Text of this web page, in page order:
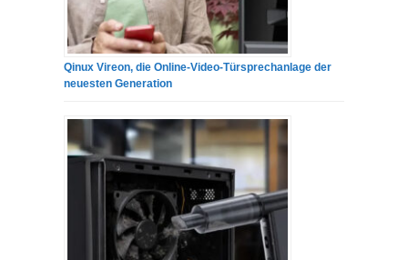
Qinux Vireon, die Online-Video-Türsprechanlage der
neuesten Generation